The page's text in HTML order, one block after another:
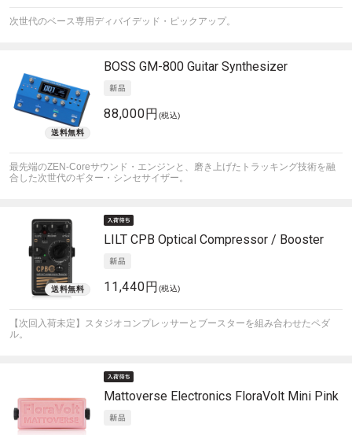
次世代のベース専用ディバイデッド・ピックアップ。
BOSS GM-800 Guitar Synthesizer
88,000円 (税込)
最先端のZEN-Coreサウンド・エンジンと、磨き上げたトラッキング技術を融
合した次世代のギター・シンセサイザー。
LILT CPB Optical Compressor / Booster
11,440円 (税込)
【次回入荷未定】スタジオコンプレッサーとブースターを組み合わせたペダ
ル。
Mattoverse Electronics FloraVolt Mini Pink